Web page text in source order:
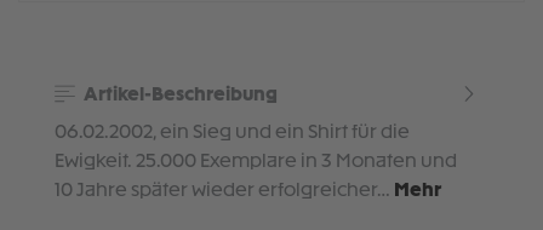
Artikel-Beschreibung
06.02.2002, ein Sieg und ein Shirt für die
Ewigkeit. 25.000 Exemplare in 3 Monaten und
10 Jahre später wieder erfolgreicher… Mehr